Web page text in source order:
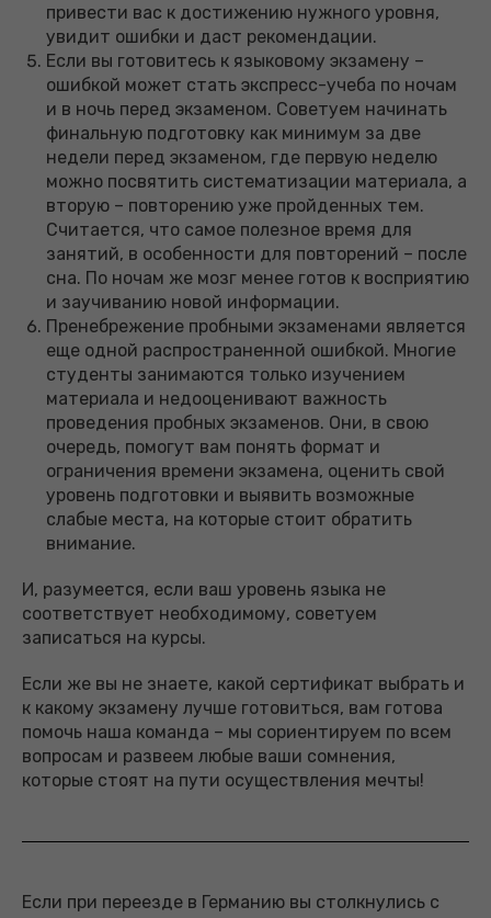
привести вас к достижению нужного уровня,
увидит ошибки и даст рекомендации.
Если вы готовитесь к языковому экзамену –
ошибкой может стать экспресс-учеба по ночам
и в ночь перед экзаменом. Советуем начинать
финальную подготовку как минимум за две
недели перед экзаменом, где первую неделю
можно посвятить систематизации материала, а
вторую – повторению уже пройденных тем.
Считается, что самое полезное время для
занятий, в особенности для повторений – после
сна. По ночам же мозг менее готов к восприятию
и заучиванию новой информации.
Пренебрежение пробными экзаменами является
еще одной распространенной ошибкой. Многие
студенты занимаются только изучением
материала и недооценивают важность
проведения пробных экзаменов. Они, в свою
очередь, помогут вам понять формат и
ограничения времени экзамена, оценить свой
уровень подготовки и выявить возможные
слабые места, на которые стоит обратить
внимание.
И, разумеется, если ваш уровень языка не
соответствует необходимому, советуем
записаться на курсы.
Если же вы не знаете, какой сертификат выбрать и
к какому экзамену лучше готовиться, вам готова
помочь наша команда – мы сориентируем по всем
вопросам и развеем любые ваши сомнения,
которые стоят на пути осуществления мечты!
Если при переезде в Германию вы столкнулись с